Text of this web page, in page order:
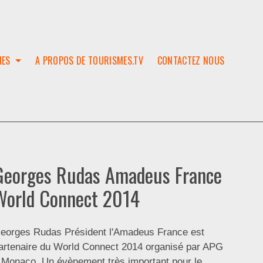
A PROPOS DE TOURISMES.TV CONTACTEZ NOUS
Rudas Amadeus France
Connect 2014
Rudas Président l'Amadeus France est
du World Connect 2014 organisé par APG